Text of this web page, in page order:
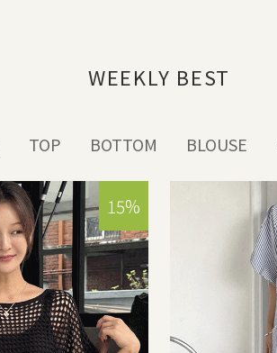
WEEKLY BEST
TOP BOTTOM BLOUSE
15%